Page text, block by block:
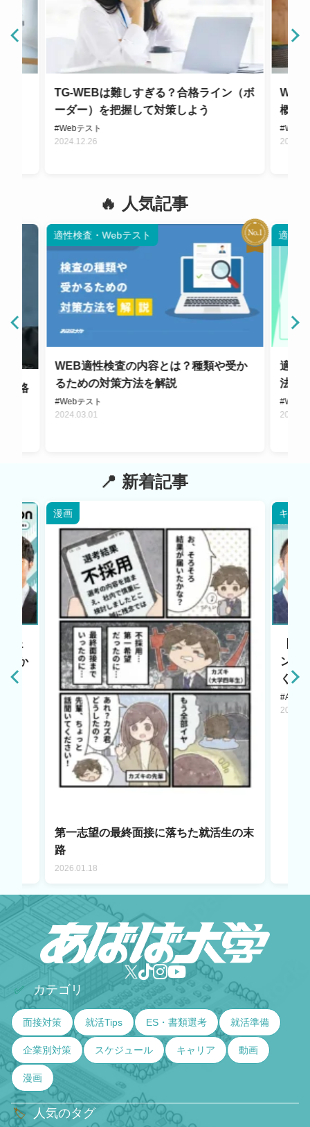
TG-WEBは難しすぎる？合格ライン（ボ
ーダー）を把握して対策しよう
#Webテスト
2024.12.26
Web
概要
#Web
人気記事
合格
適性検査・Webテスト
WEB適性検査の内容とは？種類や受か
るための対策方法を解説
#Webテスト
2024.03.01
適性
適性
法を
#Web
新着記事
ェ
点か
漫画
第一志望の最終面接に落ちた就活生の末
路
2026.01.18
キャリ
ント
く若
#AI LAB
✅ カテゴリ
面接対策 就活Tips ES・書類選考 就活準備
企業別対策 スケジュール キャリア 動画
漫画
🏷️ 人気のタグ